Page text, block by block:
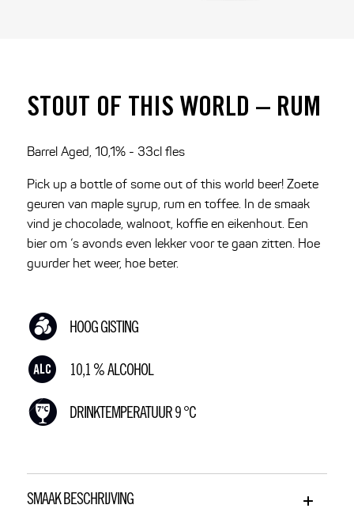
STOUT OF THIS WORLD – RUM
Barrel Aged, 10,1% - 33cl fles
Pick up a bottle of some out of this world beer! Zoete
geuren van maple syrup, rum en toffee. In de smaak
vind je chocolade, walnoot, koffie en eikenhout. Een
bier om ‘s avonds even lekker voor te gaan zitten. Hoe
guurder het weer, hoe beter.
HOOG GISTING
10,1 % ALCOHOL
DRINKTEMPERATUUR 9 °C
SMAAK BESCHRIJVING